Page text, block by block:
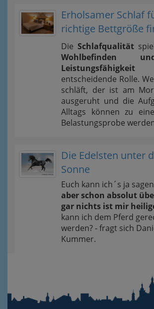
Erholsamer Schlaf
richtige Bettgröße
Die Schlafqualität
Wohlbefinden
Leistungsfähigkeit
entscheidende Rolle.
schläft, der ist am
ausgeruht und die
Alltags können zu
Belastungsprobe
Die Edelsten unter
Sonne
Euch kann ich´s ja
aber schon absolut
gar nichts ist mir
kann ich dem Pferd
werden? - fragt sich
Kummer.